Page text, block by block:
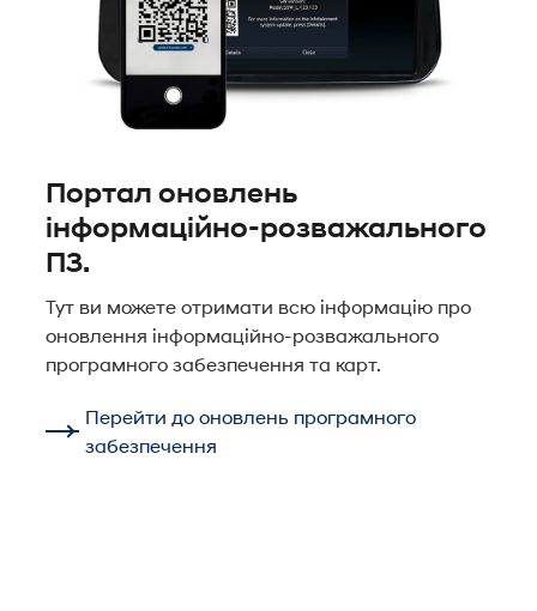
Портал оновлень
інформаційно-розважального
ПЗ.
Тут ви можете отримати всю інформацію про
оновлення інформаційно-розважального
програмного забезпечення та карт.
Перейти до оновлень програмного
забезпечення